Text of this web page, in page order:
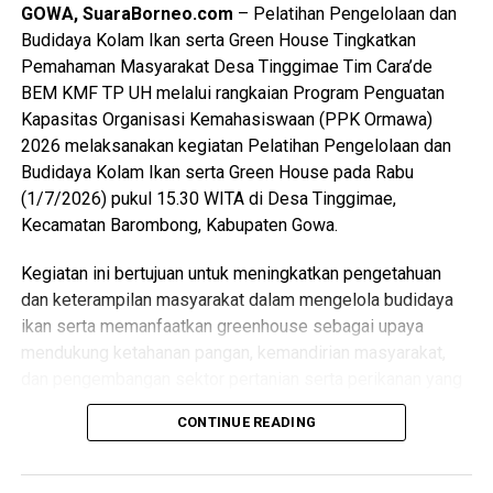
meningkatkan kualitas akademik dan layanan pendidikan
secara berkelanjutan. Semoga prestasi ini menjadi
motivasi bagi seluruh civitas akademika untuk terus
berinovasi dan mempersiapkan diri menuju predikat
‘Unggul’ pada akreditasi berikutnya,” ujar Rektor.
Dengan diraihnya akreditasi tersebut, Prodi Pendidikan
Bahasa Inggris FKIP UNUKASE semakin memperkuat
posisinya sebagai program studi yang mampu mencetak
terhadap perkembangan zaman, serta siap menghadapi
tantangan dunia pendidikan di era global.
Dekan Fakultas Keguruan dan Ilmu Pendidikan, Isnaniah,
kebanggaannya atas hasil yang telah diraih.
“Alhamdulillah, kami bersyukur atas terbitnya hasil
GOWA, SuaraBorneo.com – Pelatihan Pengelolaan dan
Budidaya Kolam Ikan serta Green House Tingkatkan
Pemahaman Masyarakat Desa Tinggimae Tim Cara’de
BEM KMF TP UH melalui rangkaian Program Penguatan
Kapasitas Organisasi Kemahasiswaan (PPK Ormawa)
2026 melaksanakan kegiatan Pelatihan Pengelolaan dan
Budidaya Kolam Ikan serta Green House pada Rabu
(1/7/2026) pukul 15.30 WITA di Desa Tinggimae,
Kecamatan Barombong, Kabupaten Gowa.
Kegiatan ini bertujuan untuk meningkatkan pengetahuan
dan keterampilan masyarakat dalam mengelola budidaya
ikan serta memanfaatkan greenhouse sebagai upaya
mendukung ketahanan pangan, kemandirian masyarakat,
berkelanjutan di Desa Tinggimae.
Aeni, S.Pi., M.Si. selaku Penyuluh Perikanan Madya yang
CONTINUE READING